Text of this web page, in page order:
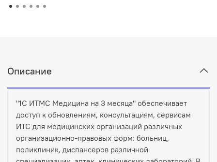
Описание
"1С ИТМС Медицина на 3 месяца" обеспечивает
доступ к обновлениям, консультациям, сервисам
ИТС для медицинских организаций различных
организационно-правовых форм: больниц,
поликлиник, диспансеров различной